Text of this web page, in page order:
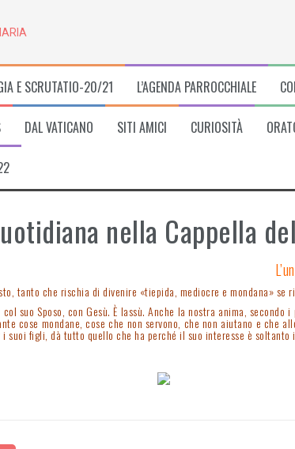
E SCRUTATIO-20/21 L’AGENDA PARROCCHIALE
DAL VATICANO SITI AMICI CURIOSITÀ
nella Cappella
tanto che rischia di divenire «tiepida, mediocre e mondana»
suo Sposo, con Gesù. È lassù. Anche la nostra anima,
cose mondane, cose che non servono, che non aiutano e che
suoi figli, dà tutto quello che ha perché il suo interesse è soltanto